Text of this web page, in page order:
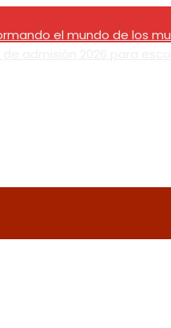
el mundo de los